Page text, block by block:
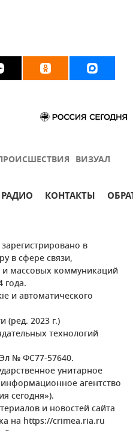
ВИЗУАЛ
РАДИО КОНТАКТЫ
в
в сфере связи,
массовых коммуникаций
года.
и автоматического
(ред. 2023 г.)
технологий
№ ФС77-57640.
унитарное
агентство
сегодня»).
и новостей сайта
на https://crimea.ria.ru